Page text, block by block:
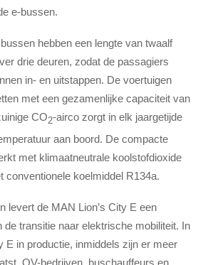
e-bussen.
hebben een lengte van twaalf
drie deuren, zodat de passagiers
in- en uitstappen. De voertuigen
met een gezamenlijke capaciteit van
CO2-airco zorgt in elk jaargetijde
aan boord. De compacte
met klimaatneutrale koolstofdioxide
conventionele koelmiddel R134a.
levert de MAN Lion’s City E een
de transitie naar elektrische mobiliteit. In
E in productie, inmiddels zijn er meer